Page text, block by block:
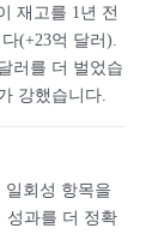
재고를 1년 전
(+23억 달러).
러를 더 벌었습
강했습니다.
일회성 항목을
성과를 더 정확